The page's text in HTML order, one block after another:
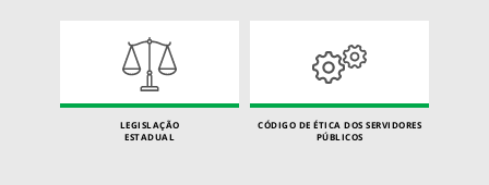
LEGISLAÇÃO
ESTADUAL
CÓDIGO DE ÉTICA DOS SERVIDORES
PÚBLICOS